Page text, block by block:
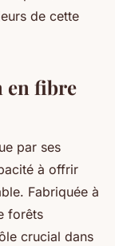
de cette
en fibre
par ses
à offrir
Fabriquée à
forêts
crucial dans